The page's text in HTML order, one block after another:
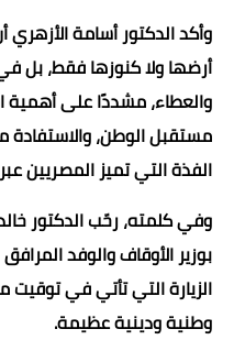
وأكد الدكتور أسامة
أرضها ولا كنوزها فقط، بل في
والعطاء، مشددًا على أهمية
مستقبل الوطن، والاستفادة
الفذة التي تميز المصريين
وفي كلمته، رحّب الدكتور
بوزير الأوقاف والوفد
الزيارة التي تأتي في
وطنية ودينية عظيمة.